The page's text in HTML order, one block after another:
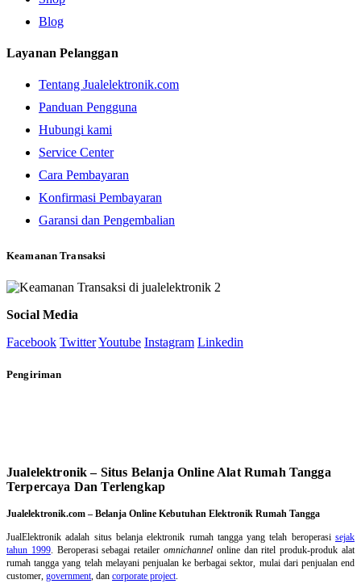
Blog
Layanan Pelanggan
Tentang Jualelektronik.com
Panduan Pengguna
Hubungi kami
Service Center
Cara Pembayaran
Konfirmasi Pembayaran
Garansi dan Pengembalian
Keamanan Transaksi
Social Media
Facebook TwitterYoutube Instagram Linkedin
Pengiriman
Jualelektronik – Situs Belanja Online Alat Rumah Tangga
Terpercaya Dan Terlengkap
Jualelektronik.com – Belanja Online Kebutuhan Elektronik Rumah Tangga
JualElektronik adalah situs belanja elektronik rumah tanggayang telah beroperasisejak
tahun 1999. Beroperasi sebagai retaileromnichannel online dan ritel produk-produk alat
rumah tangga yang telah melayani penjualan ke berbagai sektor, mulai dari penjualan end
customer, government , dan corporate project